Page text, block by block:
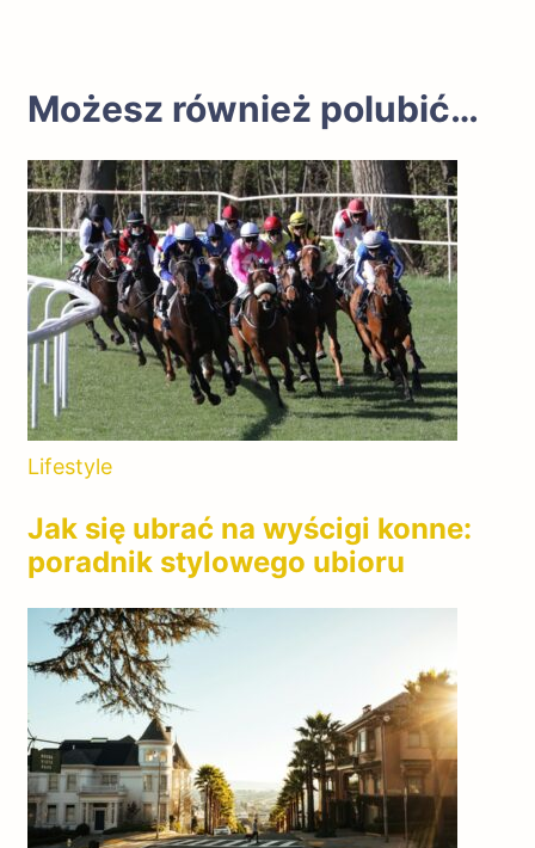
Możesz również polubić…
Lifestyle
Jak się ubrać na wyścigi konne:
poradnik stylowego ubioru